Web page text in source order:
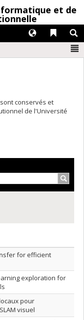
et de
Liens
Langues
conservés et
de l'Université
order
for efficient
exploration for
pour
visuel